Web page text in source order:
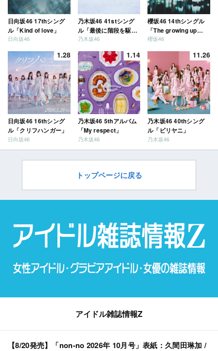
日向坂46 17thシング
ル「Kind of love」
日向坂46
乃木坂46 41stシング
ル「最後に階段を駆け
上がったのはいつ
乃木坂46
櫻坂46 14thシングル
「The growing up
train」
櫻坂46
1.28
日向坂46 16thシング
ル「クリフハンガー」
日向坂46
1.14
乃木坂46 5thアルバム
「My respect」
乃木坂46
11.26
乃木坂46 40thシング
ル「ビリヤニ」
乃木坂46
トップページに戻る
アイドル雑誌情報Z
【8/20発売】「non-no 2026年 10月号」表紙：久間田琳加 /